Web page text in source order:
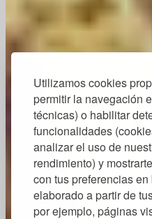
Utilizamos cookies
permitir la navegación
técnicas) o habilitar
funcionalidades
analizar el uso de
rendimiento) y
con tus preferencias
elaborado a partir de
por ejemplo, páginas